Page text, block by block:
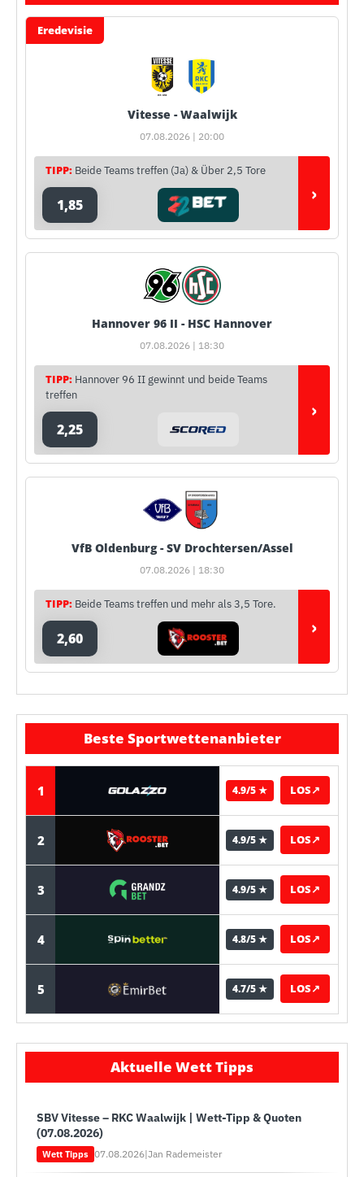
Eredevisie
Vitesse - Waalwijk
07.08.2026 | 20:00
TIPP: Beide Teams treffen (Ja) & Über 2,5 Tore
1,85 ›
Hannover 96 II - HSC Hannover
07.08.2026 | 18:30
TIPP: Hannover 96 II gewinnt und beide Teams
treffen
2,25
›
VfB Oldenburg - SV Drochtersen/Assel
07.08.2026 | 18:30
TIPP: Beide Teams treffen und mehr als 3,5 Tore.
2,60 ›
Beste Sportwettenanbieter
1 4.9/5 ★ LOS↗
2 4.9/5 ★ LOS↗
3 4.9/5 ★ LOS↗
4 4.8/5 ★ LOS↗
5 4.7/5 ★ LOS↗
Aktuelle Wett Tipps
SBV Vitesse – RKC Waalwijk | Wett-Tipp & Quoten
(07.08.2026)
Wett Tipps 07.08.2026|Jan Rademeister